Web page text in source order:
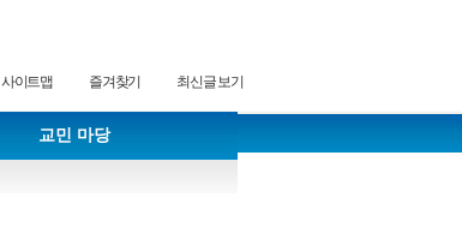
사이트맵 즐겨찾기 최신글 보기
교민 마당